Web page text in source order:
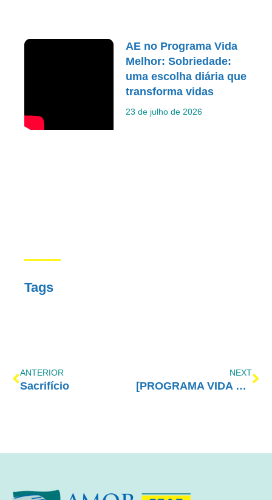
AE no Programa Vida
Melhor: Sobriedade:
uma escolha diária que
transforma vidas
23 de julho de 2026
Tags
ANTERIOR
Sacrifício
NEXT
[PROGRAMA VIDA MELHOR – REDEVIDA] – 29/08